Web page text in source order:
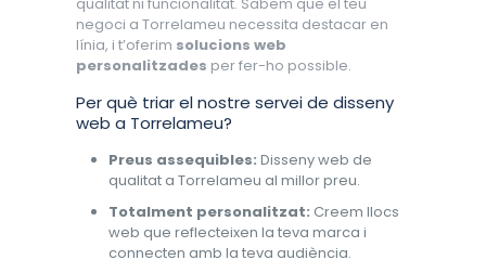
qualitat ni funcionalitat. Sabem que el teu
negoci a Torrelameu necessita destacar en
línia, i t’oferim solucions web
personalitzades per fer-ho possible.
Per què triar el nostre servei de disseny
web a Torrelameu?
Preus assequibles: Disseny web de
qualitat a Torrelameu al millor preu.
Totalment personalitzat: Creem llocs
web que reflecteixen la teva marca i
connecten amb la teva audiència.